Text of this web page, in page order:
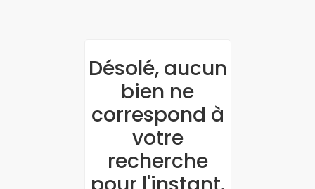
Désolé, aucun
bien ne
correspond à
votre
recherche